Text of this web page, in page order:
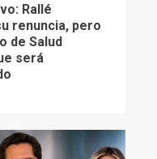
Rallé
renuncia, pero
de Salud
será